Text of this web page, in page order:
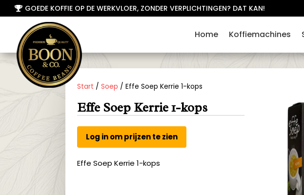
 GOEDE KOFFIE OP DE WERKVLOER, ZONDER VERPLICHTINGEN? DAT KAN!
Home Koffiemachines
Start /Soep / Effe Soep Kerrie 1-kops
Effe Soep Kerrie 1-kops
Log in om prijzen te zien
Effe Soep Kerrie 1-kops